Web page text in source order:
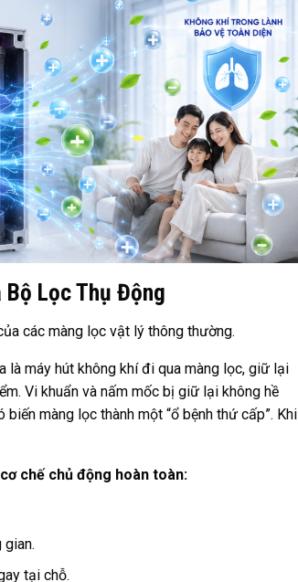
Bộ Lọc Thụ Động
các màng lọc vật lý thông thường.
là máy hút không khí đi qua màng lọc, giữ lại
Vi khuẩn và nấm mốc bị giữ lại không hề
màng lọc thành một “ổ bệnh thứ cấp”. Khi
chế chủ động hoàn toàn:
gian.
tại chỗ.